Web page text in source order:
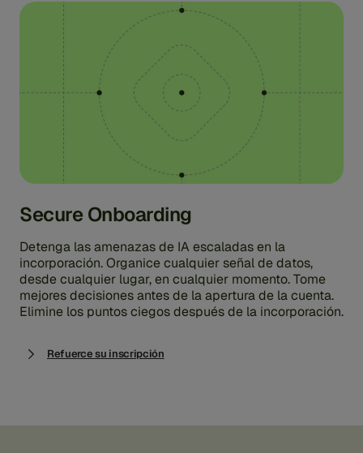
Secure Onboarding
Detenga las amenazas de IA escaladas en la
incorporación. Organice cualquier señal de datos,
desde cualquier lugar, en cualquier momento. Tome
mejores decisiones antes de la apertura de la cuenta.
Elimine los puntos ciegos después de la incorporación.
Refuerce su inscripción